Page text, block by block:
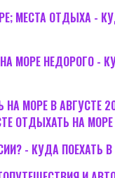
МЕСТА ОТДЫХА -
МОРЕ НЕДОРОГО -
МОРЕ В АВГУСТЕ
ОТДЫХАТЬ НА МОРЕ
- КУДА ПОЕХАТЬ